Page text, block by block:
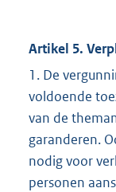
Artikel 5.
1. De
voldoende
van de
garanderen.
nodig voor
personen